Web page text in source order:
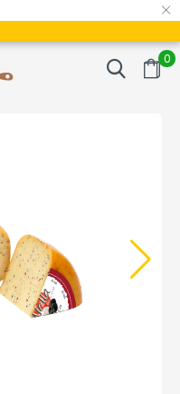
×
0
Gratis bezorgd